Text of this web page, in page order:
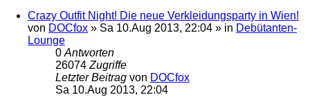
Crazy Outfit Night! Die neue Verkleidungsparty in Wien!
von DOCfox » Sa 10.Aug 2013, 22:04 » in Debütanten-
Lounge
0 Antworten
26074 Zugriffe
Letzter Beitrag von DOCfox
Sa 10.Aug 2013, 22:04